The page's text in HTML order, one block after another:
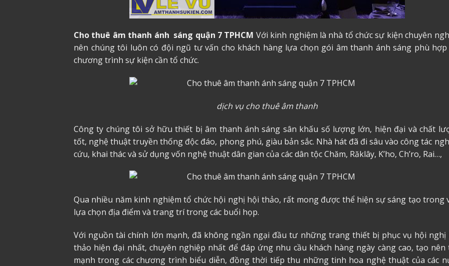
Cho thuê âm thanh ánh sáng quận 7 TPHCM Với kinh nghiệm là nhà tổ chức sự kiện chuyên
nên chúng tôi luôn có đội ngũ tư vấn cho khách hàng lựa chọn gói âm thanh ánh sáng phù hợp
chương trình sự kiện cần tổ chức.
dịch vụ cho thuê âm thanh
Công ty chúng tôi sở hữu thiết bị âm thanh ánh sáng sân khấu số lượng lớn, hiện đại và chất
tốt, nghệ thuật truyền thống độc đáo, phong phú, giàu bản sắc. Nhà hát đã đi sâu vào công tác
cứu, khai thác và sử dụng vốn nghệ thuật dân gian của các dân tộc Chăm, Răklây, K’ho, Ch’ro, Rai…,
Qua nhiều năm kinh nghiệm tổ chức hội nghị hội thảo, rất mong được thể hiện sự sáng tạo trong
lựa chọn địa điểm và trang trí trong các buổi họp.
Với nguồn tài chính lớn mạnh, đã không ngần ngại đầu tư những trang thiết bị phục vụ hội nghị
thảo hiện đại nhất, chuyên nghiệp nhất để đáp ứng nhu cầu khách hàng ngày càng cao, tạo nên
mạnh trong các chương trình biểu diễn, đồng thời tiếp thu những tinh hoa nghệ thuật của các